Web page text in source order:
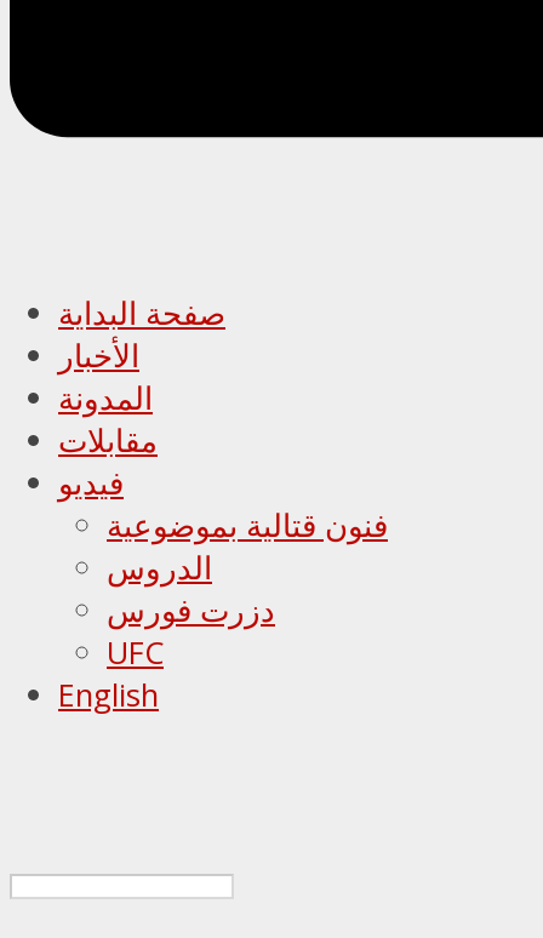
صفحة البداية
الأخبار
المدونة
مقابلات
فيديو
فنون قتالية بموضوعية
الدروس
دزرت فورس
UFC
English